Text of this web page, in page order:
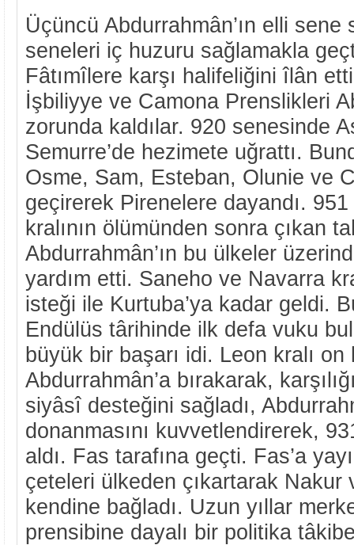
Üçüncü Abdurrahmân’ın elli sene
seneleri iç huzuru sağlamakla
Fâtımîlere karşı halifeliğini îlân
İşbiliyye ve Camona Prenslikleri
zorunda kaldılar. 920 senesinde
Semurre’de hezimete uğrattı.
Osme, Sam, Esteban, Olunie ve
geçirerek Pirenelere dayandı.
kralının ölümünden sonra çıkan
Abdurrahmân’ın bu ülkeler
yardım etti. Saneho ve Navarra
isteği ile Kurtuba’ya kadar geldi.
Endülüs târihinde ilk defa vuku
büyük bir başarı idi. Leon kralı
Abdurrahmân’a bırakarak,
siyâsî desteğini sağladı,
donanmasını kuvvetlendirerek,
aldı. Fas tarafına geçti. Fas’a
çeteleri ülkeden çıkartarak Nakur
kendine bağladı. Uzun yıllar
prensibine dayalı bir politika